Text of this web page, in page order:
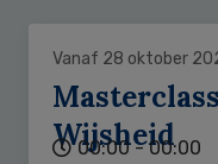
Vanaf 28 oktober
Wijsheid
00:00 - 00:00